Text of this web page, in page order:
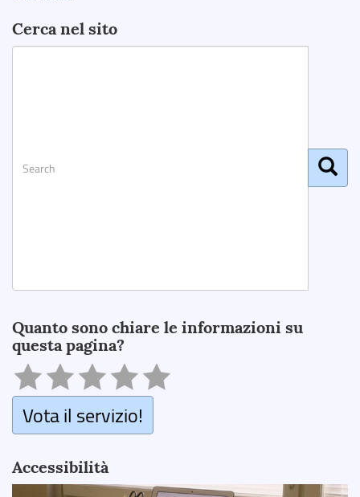
Cerca nel sito
Quanto sono chiare le informazioni su
questa pagina?
Vota il servizio!
Accessibilità